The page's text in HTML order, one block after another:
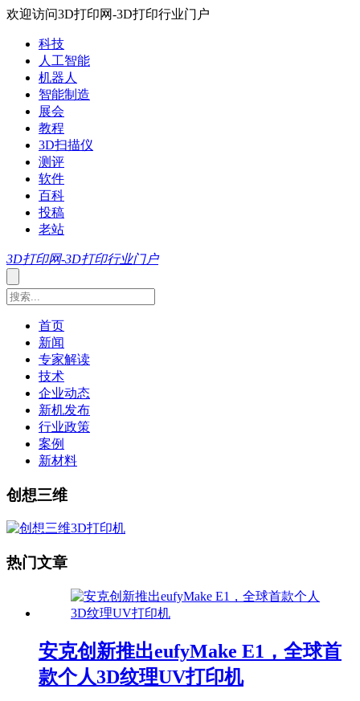
欢迎访问3D打印网-3D打印行业门户
科技
人工智能
机器人
智能制造
展会
教程
3D扫描仪
测评
软件
百科
投稿
老站
3D打印网-3D打印行业门户
首页
新闻
专家解读
技术
企业动态
新机发布
行业政策
案例
新材料
创想三维
热门文章
安克创新推出eufyMake E1，全球首
款个人3D纹理UV打印机